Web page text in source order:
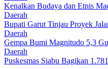
Kenalkan Budaya dan Etnis
Daerah
Bupati Garut Tinjau Proyek
Daerah
Gempa Bumi Magnitudo 5,3
Daerah
Puskesmas Siabu Bagikan